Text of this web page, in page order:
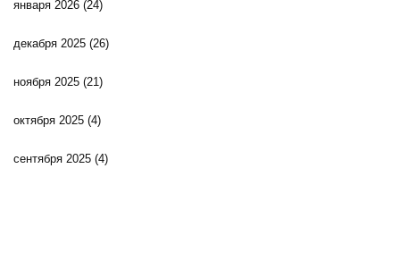
января 2026 (24)
декабря 2025 (26)
ноября 2025 (21)
октября 2025 (4)
сентября 2025 (4)